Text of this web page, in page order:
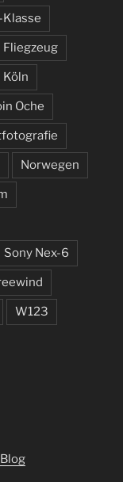
Klasse
Fliegzeug
Köln
Oche
Norwegen
Sony Nex-6
W123